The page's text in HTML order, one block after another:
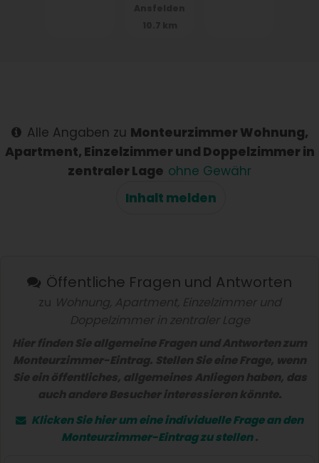
Alle Angaben zu Monteurzimmer Wohnung,
Apartment, Einzelzimmer und Doppelzimmer in
zentraler Lage ohne Gewähr
Inhalt melden
Öffentliche Fragen und Antworten
zu Wohnung, Apartment, Einzelzimmer und
Doppelzimmer in zentraler Lage
Hier finden Sie allgemeine Fragen und Antworten zum
Monteurzimmer-Eintrag. Stellen Sie eine Frage, wenn
Sie ein öffentliches, allgemeines Anliegen haben, das
auch andere Besucher interessieren könnte.
Klicken Sie hier um eineindividuelle Fragean den
Monteurzimmer-Eintrag zu stellen.